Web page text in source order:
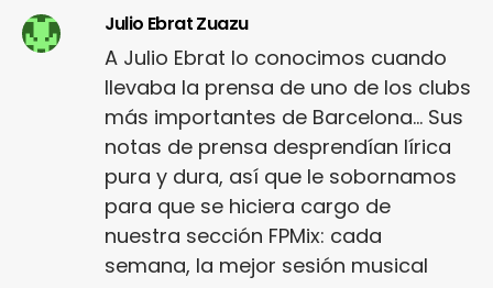
Julio Ebrat Zuazu
A Julio Ebrat lo conocimos cuando
llevaba la prensa de uno de los clubs
más importantes de Barcelona... Sus
notas de prensa desprendían lírica
pura y dura, así que le sobornamos
para que se hiciera cargo de
nuestra sección FPMix: cada
semana, la mejor sesión musical